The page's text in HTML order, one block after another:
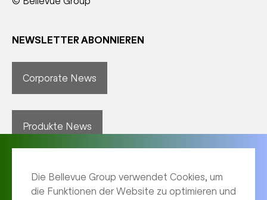
NEWSLETTER ABONNIEREN
Corporate News
Produkte News
Die Bellevue Group verwendet Cookies, um
die Funktionen der Website zu optimieren und